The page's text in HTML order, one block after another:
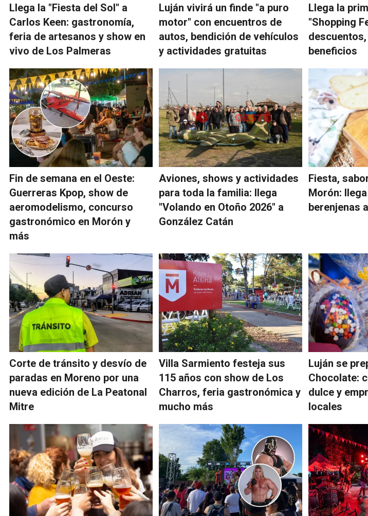
Llega la "Fiesta del Sol" a
Carlos Keen: gastronomía,
feria de artesanos y show en
vivo de Los Palmeras
Luján vivirá un finde "a puro
motor" con encuentros de
autos, bendición de vehículos
y actividades gratuitas
Llega la
"Shopping
beneficios
Fin de semana en el Oeste:
Guerreras Kpop, show de
aeromodelismo, concurso
gastronómico en Morón y
más
Aviones, shows y actividades
para toda la familia: llega
"Volando en Otoño 2026" a
González Catán
Fiesta,
Morón:
berenjenas
Corte de tránsito y desvío de
paradas en Moreno por una
nueva edición de La Peatonal
Mitre
Villa Sarmiento festeja sus
115 años con show de Los
Charros, feria gastronómica y
mucho más
Luján se
Chocolate:
dulce y
locales